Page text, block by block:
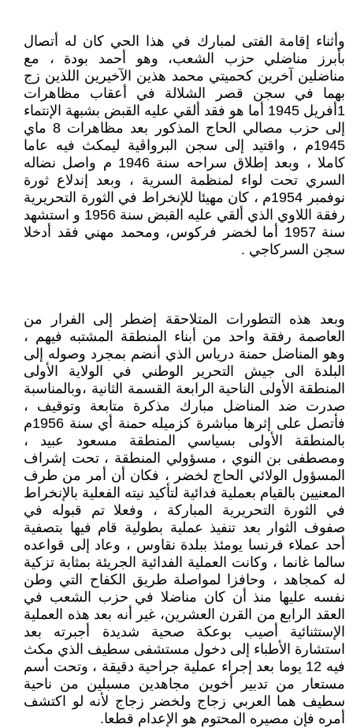
وأثناء إقامة الفتى لمبارك في هذا الحي كان له أتصال
بأبرز مناضلي حزب الشعب، وهو أحمد بودة ، مع
مناضلين آخرين كحميتي محمد هذين الآخيرين اللذين زج
بهما في سجن قصر الشلالة في أعقاب مظاهرات
1أفريل 1945 أما هو فقد ألقي عليه القبض بشبهة الإنتماء
إلى حزب مصالي الحاج المذكور بعد مظاهرات 8 ماي
1945م ، واقتيد إلى سجن البرواڨية ليمكث فيه عاما
كاملا ، وبعد إطلاق سراحه سنة 1946 م واصل نضاله
السري تحت لواء لمنظمة السرية ، وبعد إندلاع ثورة
نوفمبر 1954م ، كان مهيئا للإنخراط في الثورة التحريرية
رفقة اللاوي الذي ألقي عليه القبض سنة 1956 و استشهد
سنة 1957 أما لخضر فركوس، ومحمد مهني فقد أدخلا
سجن السركاجي .
وبعد هذه التطورات المتلاحقة إضطر إلى الفرار من
العاصمة رفقة واحد من أبناء المنطقة المشتبه فيهم ،
وهو المناضل حمنة درياس الذي أنضم بمجرد وصوله إلى
البلدة الى جيش التحرير الوطني في الولاية الأولى
المنطقة الأولى الناحية الرابعة القسمة الثانية ،وبالمناسبة
صدرت ضد المناضل مبارك مذكرة متابعة وتوقيف ،
فأتصل على إثرها مباشرة كزميله حمنة أي سنة 1956م
بالمنطقة الأولى بسياسي المنطقة مسعود عبيد ،
ومصطفى بن النوي ، مسؤولي المنطقة ، تحت إشراف
المسؤول الولائي الحاج لخضر ، فكان أن أمر من طرف
المعنيين بالقيام بعملية فدائية لتأكيد نيته الفعلية بالإنخراط
في الثورة التحريرية المباركة ، وفعلا تم قبوله في
صفوف الثوار بعد تنفيذ عملية بطولية قام فيها بتصفية
أحد عملاء فرنسا يومئذ ببلدة نقاوس ، وعاد إلى قواعده
سالما غانما ، وكانت العملية الفدائية الجريئة بمثابة تزكية
له كمجاهد ، وحافزا لمواصلة طريق الكفاح التي وطن
نفسه عليها منذ أن كان مناضلا في حزب الشعب في
العقد الرابع من القرن العشرين، غير أنه بعد هذه العملية
الإستثنائية أصيب بوعكة صحية شديدة أجبرته بعد
استشارة الأطباء إلى دخول مستشفى سطيف الذي مكث
فيه 12 يوما بعد إجراء عملية جراحية دقيقة ، وتحت أسم
مستعار من تدبير أخوين مجاهدين مسبلين من ناحية
سطيف هما العربي زجاج ولخضر زجاج لأنه لو اكتشف
أمره فإن مصيره المحتوم هو الإعدام قطعا.